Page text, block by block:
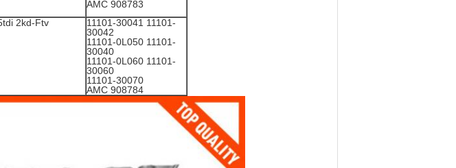
AMC 908783
2kd-Ftv
11101-30041 11101-
30042
11101-0L050 11101-
30040
11101-0L060 11101-
30060
11101-30070
AMC 908784